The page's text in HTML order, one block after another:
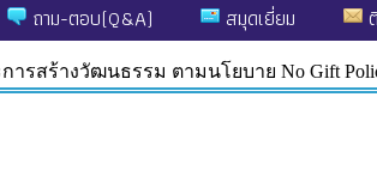
ถาม-ตอบ(Q&A) สมุดเยี่ยม
ารสร้างวัฒนธรรม ตามนโยบาย No Gift